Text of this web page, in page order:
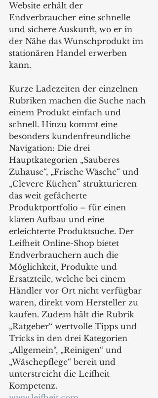
Website erhält der
Endverbraucher eine schnelle
und sichere Auskunft, wo er in
der Nähe das Wunschprodukt im
stationären Handel erwerben
kann.
Kurze Ladezeiten der einzelnen
Rubriken machen die Suche nach
einem Produkt einfach und
schnell. Hinzu kommt eine
besonders kundenfreundliche
Navigation: Die drei
Hauptkategorien „Sauberes
Zuhause“, „Frische Wäsche“ und
„Clevere Küchen“ strukturieren
das weit gefächerte
Produktportfolio – für einen
klaren Aufbau und eine
erleichterte Produktsuche. Der
Leifheit Online-Shop bietet
Endverbrauchern auch die
Möglichkeit, Produkte und
Ersatzteile, welche bei einem
Händler vor Ort nicht verfügbar
waren, direkt vom Hersteller zu
kaufen. Zudem hält die Rubrik
„Ratgeber“ wertvolle Tipps und
Tricks in den drei Kategorien
„Allgemein“, „Reinigen“ und
„Wäschepflege“ bereit und
unterstreicht die Leifheit
Kompetenz.